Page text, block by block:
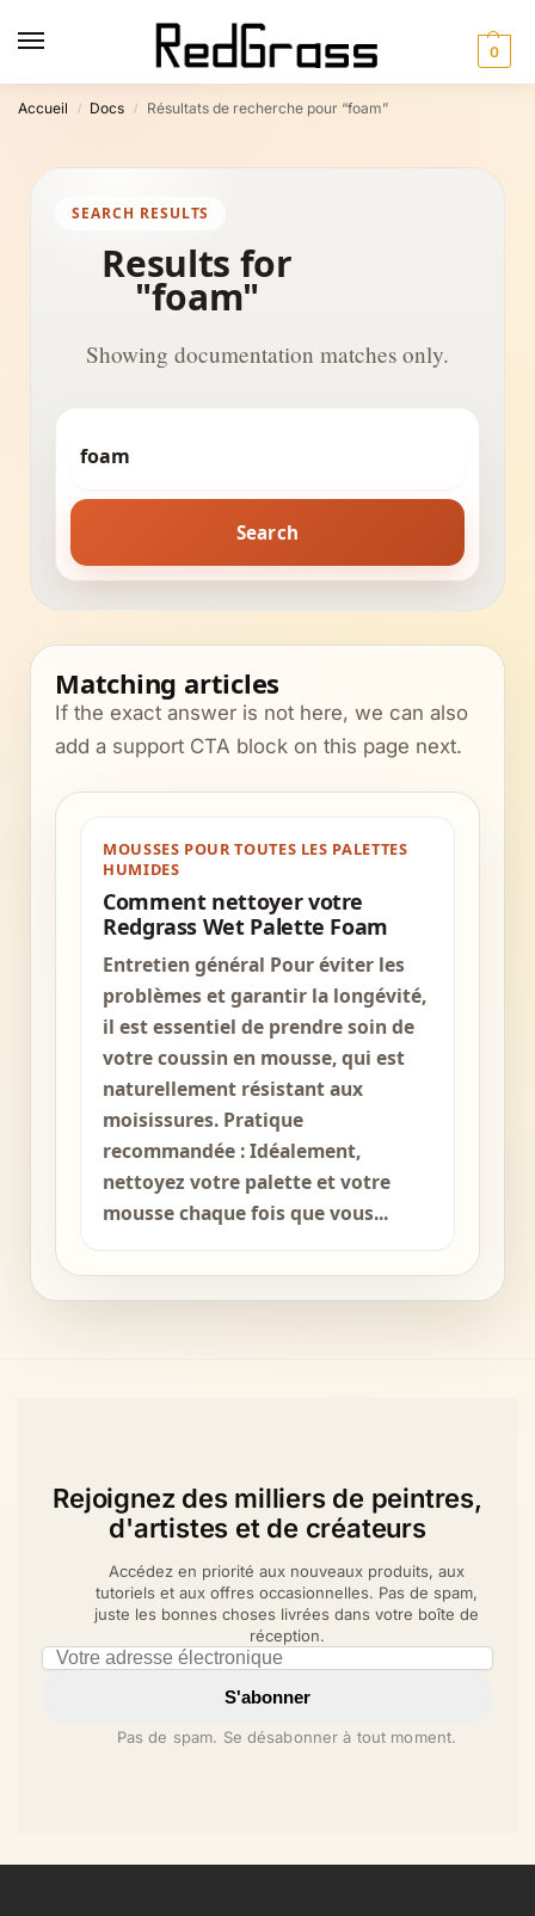
0
Accueil / Docs / Résultats de recherche pour “foam”
SEARCH RESULTS
Results for
"foam"
Showing documentation matches only.
Search
Matching articles
If the exact answer is not here, we can also
add a support CTA block on this page next.
MOUSSES POUR TOUTES LES PALETTES
HUMIDES
Comment nettoyer votre
Redgrass Wet Palette Foam
Entretien général Pour éviter les
problèmes et garantir la longévité,
il est essentiel de prendre soin de
votre coussin en mousse, qui est
naturellement résistant aux
moisissures. Pratique
recommandée : Idéalement,
nettoyez votre palette et votre
mousse chaque fois que vous...
Rejoignez des milliers de peintres,
d'artistes et de créateurs
Accédez en priorité aux nouveaux produits, aux
tutoriels et aux offres occasionnelles. Pas de spam,
juste les bonnes choses livrées dans votre boîte de
réception.
Email address
S'abonner
Pas de spam. Se désabonner à tout moment.